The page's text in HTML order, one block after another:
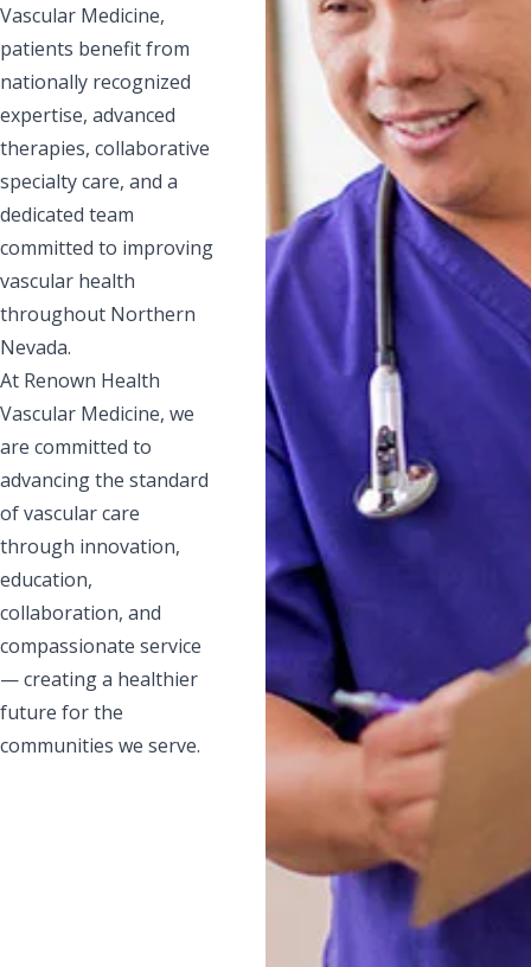
Vascular Medicine,
patients benefit from
nationally recognized
expertise, advanced
therapies, collaborative
specialty care, and a
dedicated team
committed to improving
vascular health
throughout Northern
Nevada.
At Renown Health
Vascular Medicine, we
are committed to
advancing the standard
of vascular care
through innovation,
education,
collaboration, and
compassionate service
— creating a healthier
future for the
communities we serve.